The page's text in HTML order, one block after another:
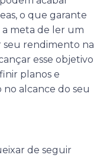
o que garante
a meta de ler um
seu rendimento na
esse objetivo
planos e
no alcance do seu
de seguir